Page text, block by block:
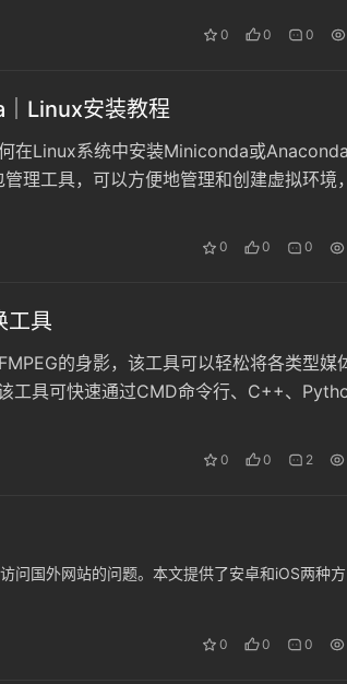
0 0 0
Linux安装教程
在Linux系统中安装Miniconda或
理工具，可以方便地管理和创建虚拟环境
0 0 0
工具
的身影，该工具可以轻松将各类型媒
工具可快速通过CMD命令行、C++、
0 0 2
问国外网站的问题。本文提供了安卓和iOS两种方
0 0 0